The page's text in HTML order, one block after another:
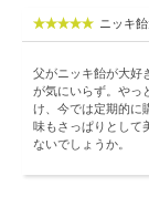
ニッキ
父がニッキ飴が大好
が気にいらず。やっ
け、今では定期的に
味もさっぱりとして
ないでしょうか。